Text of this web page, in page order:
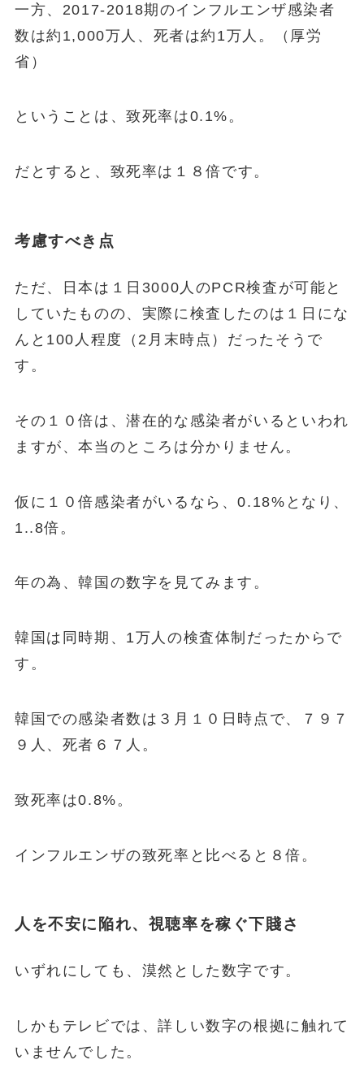
一方、2017-2018期のインフルエンザ感染者
数は約1,000万人、死者は約1万人。（厚労
省）
ということは、致死率は0.1%。
だとすると、 致死率は１８倍です。
考慮すべき点
ただ、日本は１日3000人のPCR検査が可能と
していたものの、実際に検査したのは１日にな
んと100人程度（2月末時点）だったそうで
す。
その１０倍は、潜在的な感染者がいるといわれ
ますが、本当のところは分かりません。
仮に １０倍感染者がいるなら、0.18%となり、
1..8倍 。
年の為、韓国の数字を見てみます。
韓国は同時期、1万人の検査体制だったからで
す。
韓国での感染者数は３月１０日時点で、７９７
９人、死者６７人。
致死率は0.8%。
インフルエンザの致死率と比べると ８倍 。
人を不安に陥れ、視聴率を稼ぐ下賤さ
いずれにしても、漠然とした数字です。
しかもテレビでは、詳しい数字の根拠に触れて
いませんでした。